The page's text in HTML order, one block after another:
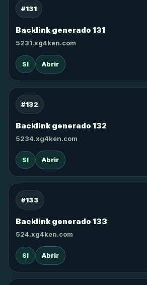
#131
Backlink generado 131
5231.xg4ken.com
SI Abrir
#132
Backlink generado 132
5234.xg4ken.com
SI Abrir
#133
Backlink generado 133
524.xg4ken.com
SI Abrir